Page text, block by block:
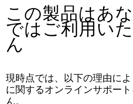
この製品はあ
ではご利用い
ん
現時点では、以下の理由に
に関するオンラインサポー
ん。